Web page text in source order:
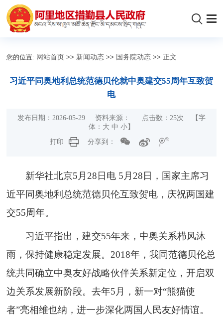
您的位置: 网站首页 >> 新闻动态 >> 国务院动态 >> 正文
习近平同奥地利总统范德贝伦就中奥建交55周年互致贺
电
发布日期：2026-05-29 资料来源： 点击数： 25次
【字
体： 大 中 小】
打印
分享到：
新华社北京5月28日电 5月28日，国家主席习
近平同奥地利总统范德贝伦互致贺电，庆祝两国建
交55周年。
习近平指出，建交55年来，中奥关系栉风沐
雨，保持健康稳定发展。2018年，我同范德贝伦总
统共同确立中奥友好战略伙伴关系新定位，开启双
边关系发展新阶段。去年5月，新一对“熊猫使
者”亮相维也纳，进一步深化两国人民友好情谊。